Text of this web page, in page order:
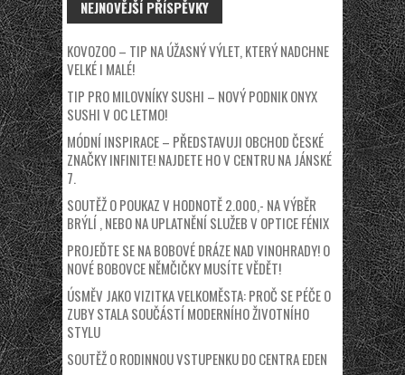
NEJNOVĚJŠÍ PŘÍSPĚVKY
KOVOZOO – TIP NA ÚŽASNÝ VÝLET, KTERÝ NADCHNE
VELKÉ I MALÉ!
TIP PRO MILOVNÍKY SUSHI – NOVÝ PODNIK ONYX
SUSHI V OC LETMO!
MÓDNÍ INSPIRACE – PŘEDSTAVUJI OBCHOD ČESKÉ
ZNAČKY INFINITE! NAJDETE HO V CENTRU NA JÁNSKÉ
7.
SOUTĚŽ O POUKAZ V HODNOTĚ 2.000,- NA VÝBĚR
BRÝLÍ , NEBO NA UPLATNĚNÍ SLUŽEB V OPTICE FÉNIX
PROJEĎTE SE NA BOBOVÉ DRÁZE NAD VINOHRADY! O
NOVÉ BOBOVCE NĚMČIČKY MUSÍTE VĚDĚT!
ÚSMĚV JAKO VIZITKA VELKOMĚSTA: PROČ SE PÉČE O
ZUBY STALA SOUČÁSTÍ MODERNÍHO ŽIVOTNÍHO
STYLU
SOUTĚŽ O RODINNOU VSTUPENKU DO CENTRA EDEN